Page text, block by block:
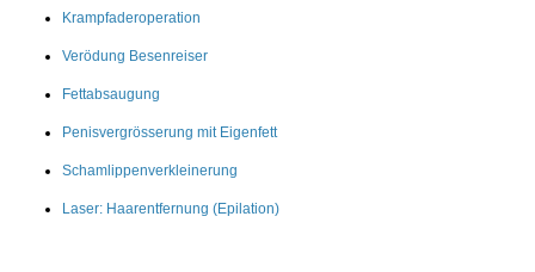
Krampfaderoperation
Verödung Besenreiser
Fettabsaugung
Penisvergrösserung mit Eigenfett
Schamlippenverkleinerung
Laser: Haarentfernung (Epilation)